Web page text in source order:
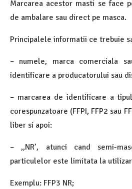
Marcarea acestor masti se face
de ambalare sau direct pe masca.
Principalele informatii ce trebuie
– numele, marca comerciala
identificare a producatorului sau
– marcarea de identificare a
corespunzatoare (FFPI, FFP2 sau
liber si apoi:
– ,,NR’, atunci cand semi-
particulelor este limitata la
Exemplu: FFP3 NR;